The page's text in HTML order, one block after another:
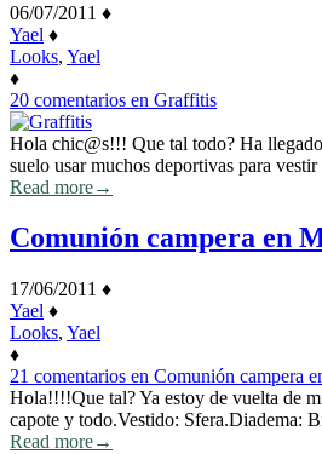
06/07/2011 ♦
Yael ♦
Looks, Yael
♦
20 comentarios en Graffitis
Hola chic@s!!! Que tal todo? Ha
suelo usar muchos deportivas para
Read more→
Comunión campera en
17/06/2011 ♦
Yael ♦
Looks, Yael
♦
21 comentarios en Comunión campera
Hola!!!!Que tal? Ya estoy de vuelta de
capote y todo.Vestido: Sfera.Diadema:
Read more→